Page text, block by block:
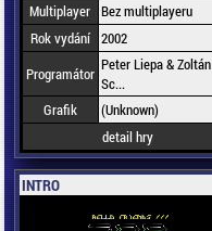
Multiplayer Bez multiplayeru
Rok vydání 2002
Programátor Peter Liepa & Zoltán
Sc...
Grafik
(Unknown)
detail hry
INTRO